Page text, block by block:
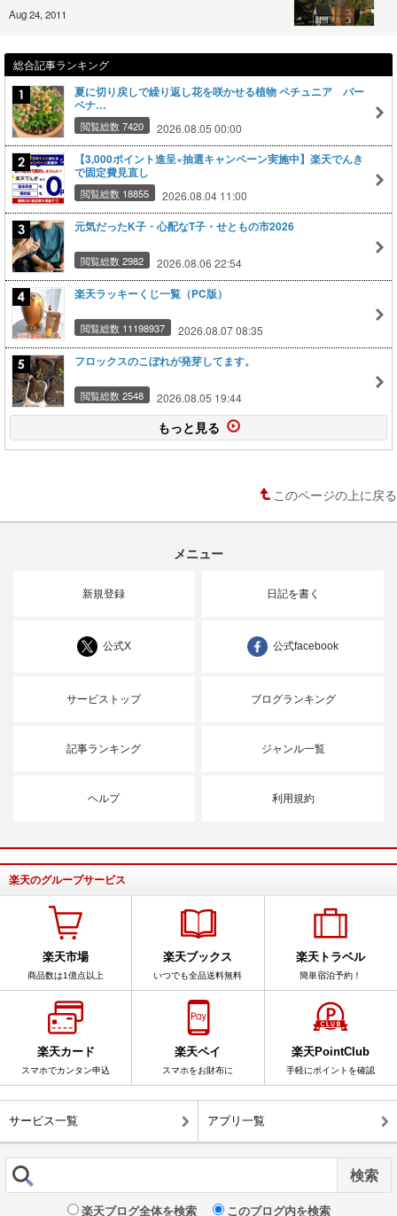
Aug 24, 2011
総合記事ランキング
夏に切り戻しで繰り返し花を咲かせる植物 ペチュニア バー
ベナ…
閲覧総数 7420 2026.08.05 00:00
【3,000ポイント進呈×抽選キャンペーン実施中】楽天でんき
で固定費見直し
閲覧総数 18855 2026.08.04 11:00
元気だったK子・心配なT子・せともの市2026
閲覧総数 2982 2026.08.06 22:54
楽天ラッキーくじ一覧（PC版）
閲覧総数 11198937 2026.08.07 08:35
フロックスのこぼれが発芽してます。
閲覧総数 2548 2026.08.05 19:44
もっと見る
このページの上に戻る
メニュー
新規登録 日記を書く
公式X 公式facebook
サービストップ ブログランキング
記事ランキング ジャンル一覧
ヘルプ 利用規約
楽天のグループサービス
楽天市場
商品数は1億点以上
楽天ブックス
いつでも全品送料無料
楽天トラベル
簡単宿泊予約！
楽天カード
スマホでカンタン申込
楽天ペイ
スマホをお財布に
楽天PointClub
手軽にポイントを確認
サービス一覧 アプリ一覧
楽天ブログ全体を検索 このブログ内を検索